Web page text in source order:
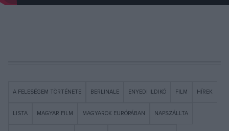
A FELESÉGEM TÖRTÉNETE BERLINALE ENYEDI ILDIKÓ FILM HÍREK
LISTA MAGYAR FILM MAGYAROK EURÓPÁBAN NAPSZÁLLTA